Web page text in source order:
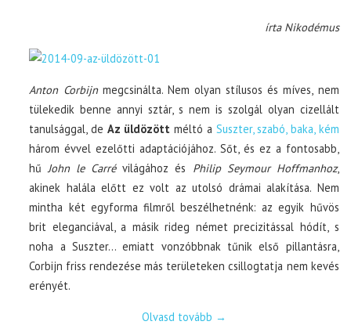
írta Nikodémus
Anton Corbijnmegcsinálta. Nem olyan stílusos és míves, nem
tülekedik benne annyi sztár, s nem is szolgál olyan cizellált
tanulsággal, de Az üldözött méltó a Suszter, szabó, baka, kém
három évvel ezelőtti adaptációjához. Sőt, és ez a fontosabb,
hű John le Carrévilágához és Philip Seymour Hoffmanhoz,
akinek halála előtt ez volt az utolsó drámai alakítása. Nem
mintha két egyforma filmről beszélhetnénk: az egyik hűvös
brit eleganciával, a másik rideg német precizitással hódít, s
noha a Suszter… emiatt vonzóbbnak tűnik első pillantásra,
Corbijn friss rendezése más területeken csillogtatja nem kevés
erényét.
Olvasd tovább →